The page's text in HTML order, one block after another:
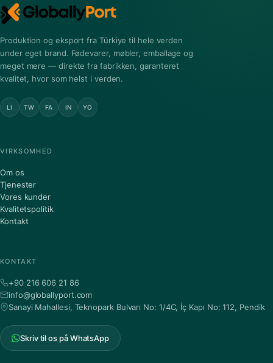
Produktion og eksport fra Türkiye til hele verden
under eget brand. Fødevarer, møbler, emballage og
meget mere — direkte fra fabrikken, garanteret
kvalitet, hvor som helst i verden.
LI TW FA IN YO
VIRKSOMHED
Om os
Tjenester
Vores kunder
Kvalitetspolitik
Kontakt
KONTAKT
+90 216 606 21 86
info@globallyport.com
Sanayi Mahallesi, Teknopark Bulvarı No: 1/4C, İç Kapı No: 112, Pendik
Skriv til os på WhatsApp